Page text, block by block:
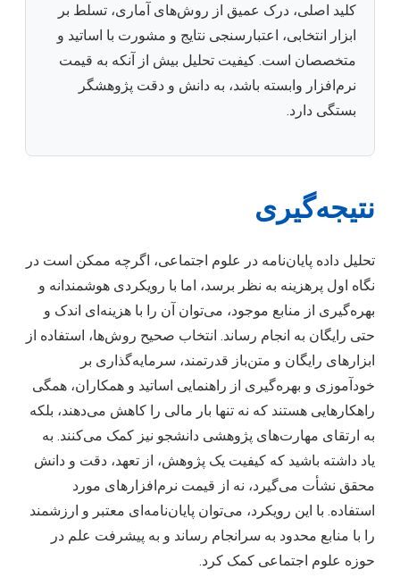
کلید اصلی، درک عمیق از روش‌های آماری، تسلط بر
ابزار انتخابی، اعتبارسنجی نتایج و مشورت با اساتید و
متخصصان است. کیفیت تحلیل بیش از آنکه به قیمت
نرم‌افزار وابسته باشد، به دانش و دقت پژوهشگر
بستگی دارد.
نتیجه‌گیری
تحلیل داده پایان‌نامه در علوم اجتماعی، اگرچه ممکن است در
نگاه اول پرهزینه به نظر برسد، اما با رویکردی هوشمندانه و
بهره‌گیری از منابع موجود، می‌توان آن را با هزینه‌ای اندک و
حتی رایگان به انجام رساند. انتخاب صحیح روش‌ها، استفاده از
ابزارهای رایگان و متن‌باز قدرتمند، سرمایه‌گذاری بر
خودآموزی و بهره‌گیری از راهنمایی اساتید و همکاران، همگی
راهکارهایی هستند که نه تنها بار مالی را کاهش می‌دهند، بلکه
به ارتقای مهارت‌های پژوهشی دانشجو نیز کمک می‌کنند. به
یاد داشته باشید که کیفیت یک پژوهش، از تعهد، دقت و دانش
محقق نشأت می‌گیرد، نه از قیمت نرم‌افزارهای مورد
استفاده. با این رویکرد، می‌توان پایان‌نامه‌ای معتبر و ارزشمند
را با منابع محدود به سرانجام رساند و به پیشرفت علم در
حوزه علوم اجتماعی کمک کرد.